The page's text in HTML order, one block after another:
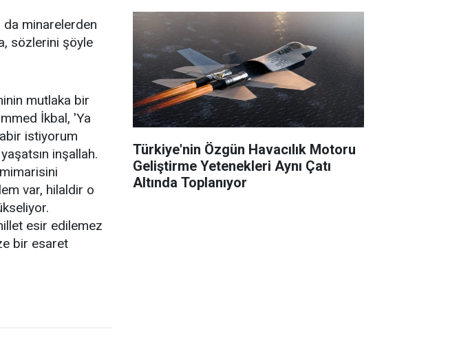
da minarelerden
sözlerini şöyle
mutlaka bir
İkbal, 'Ya
istiyorum
inşallah.
var, hilaldir o
esir edilemez
bir esaret
Türkiye'nin Özgün Havacılık Motoru
Geliştirme Yetenekleri Aynı Çatı
Altında Toplanıyor